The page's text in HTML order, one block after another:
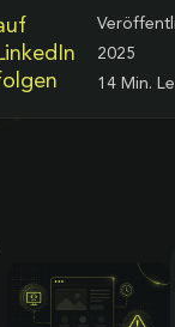
2025
14 Min.